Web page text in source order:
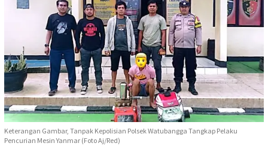
Keterangan Gambar, Tanpak Kepolisian Polsek Watubangga Tangkap Pelaku
Pencurian Mesin Yanmar (Foto Aj/Red)